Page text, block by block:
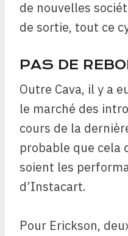
de nouvelles
de sortie, tout ce
PAS DE
Outre Cava, il y a
le marché des
cours de la
probable que cela
soient les
d’Instacart.
Pour Erickson,